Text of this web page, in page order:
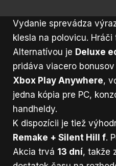
Vydanie sprevádza
klesla na polovicu. Hráči
Alternatívou je Deluxe
pridáva viacero
Xbox Play Anywhere,
jedna kópia pre PC,
handheldy.
K dispozícii je tiež
Remake + Silent Hill f.
Akcia trvá 13 dní, takže